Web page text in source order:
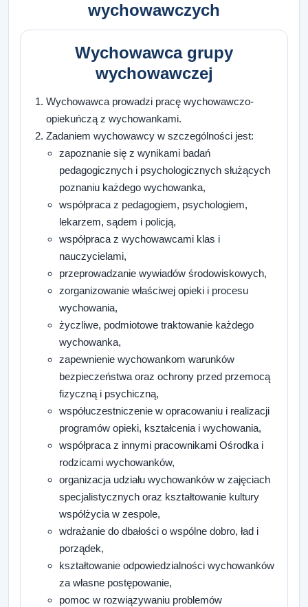
wychowawczych
Wychowawca grupy
wychowawczej
Wychowawca prowadzi pracę wychowawczo-
opiekuńczą z wychowankami.
Zadaniem wychowawcy w szczególności jest:
zapoznanie się z wynikami badań
pedagogicznych i psychologicznych służących
poznaniu każdego wychowanka,
współpraca z pedagogiem, psychologiem,
lekarzem, sądem i policją,
współpraca z wychowawcami klas i
nauczycielami,
przeprowadzanie wywiadów środowiskowych,
zorganizowanie właściwej opieki i procesu
wychowania,
życzliwe, podmiotowe traktowanie każdego
wychowanka,
zapewnienie wychowankom warunków
bezpieczeństwa oraz ochrony przed przemocą
fizyczną i psychiczną,
współuczestniczenie w opracowaniu i realizacji
programów opieki, kształcenia i wychowania,
współpraca z innymi pracownikami Ośrodka i
rodzicami wychowanków,
organizacja udziału wychowanków w zajęciach
specjalistycznych oraz kształtowanie kultury
współżycia w zespole,
wdrażanie do dbałości o wspólne dobro, ład i
porządek,
kształtowanie odpowiedzialności wychowanków
za własne postępowanie,
pomoc w rozwiązywaniu problemów